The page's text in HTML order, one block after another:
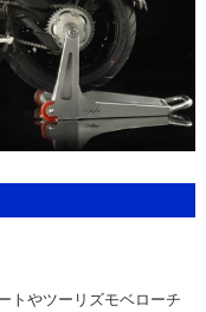
トやツーリズモベローチ